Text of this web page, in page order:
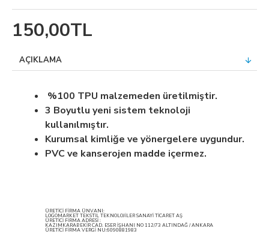
150,00TL
AÇIKLAMA
%100 TPU malzemeden üretilmiştir.
3 Boyutlu yeni sistem teknoloji
kullanılmıştır.
Kurumsal kimliğe ve yönergelere uygundur.
PVC ve kanserojen madde içermez.
ÜRETİCİ FİRMA ÜNVANI:
LOGOMARKET TEKSTİL TEKNOLOJİLER SANAYİ TİCARET AŞ
ÜRETİCİ FİRMA ADRESİ :
KAZIMKARABEKİR CAD. ESER İŞHANI NO 112/73 ALTINDAĞ / ANKARA
ÜRETİCİ FİRMA VERGİ NU:6090881983